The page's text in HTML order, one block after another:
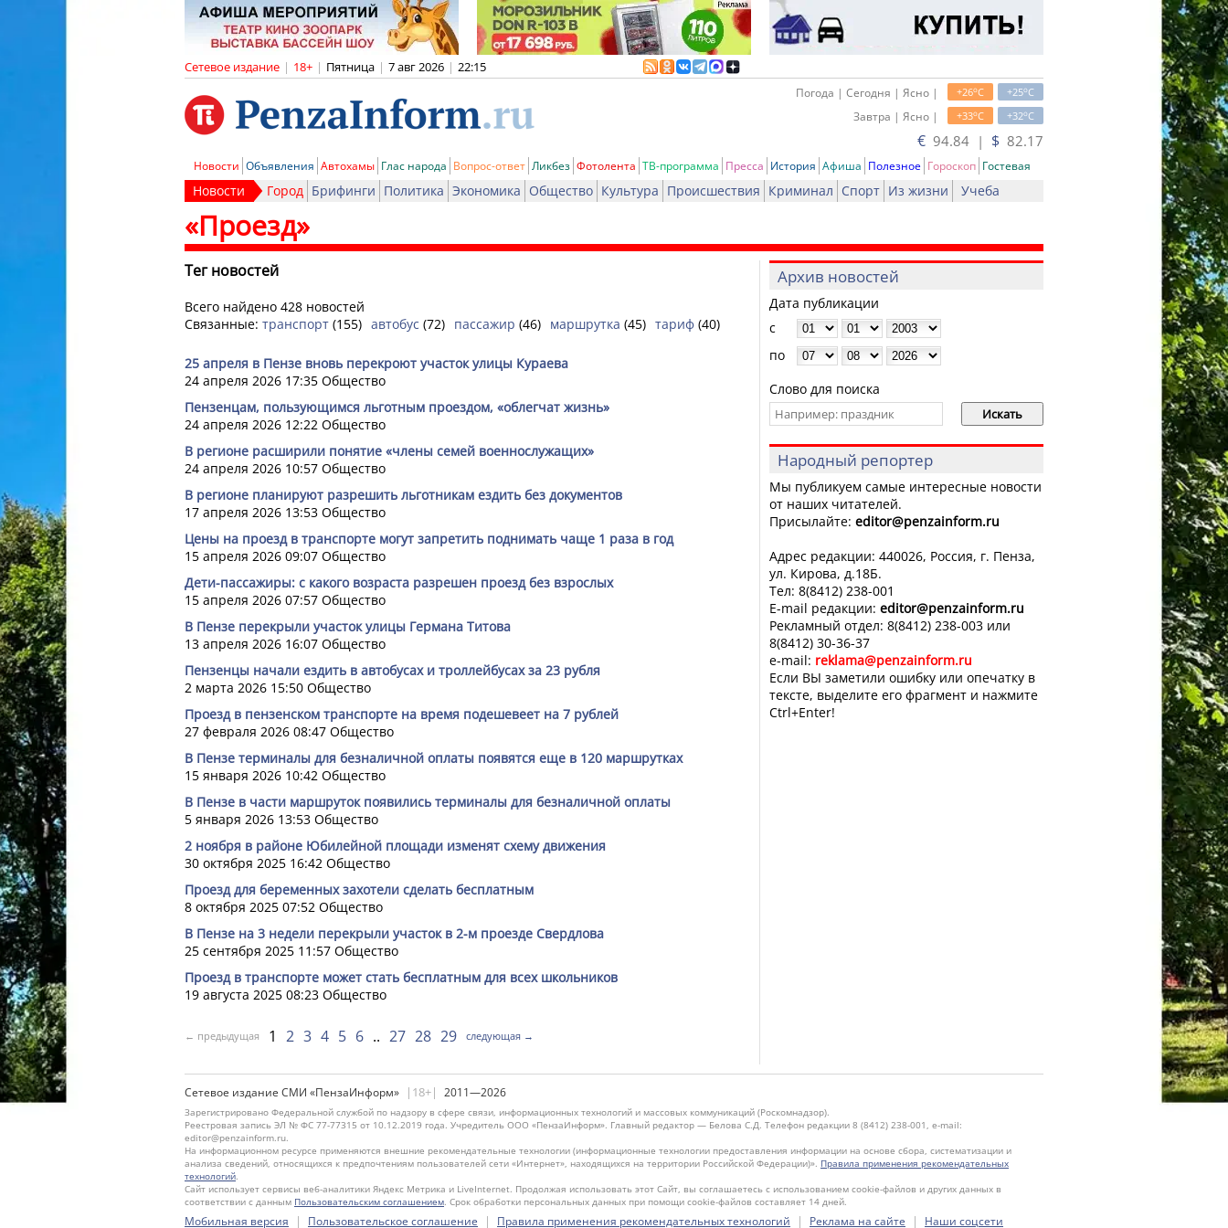
Сетевое издание | 18+ | Пятница | 7 авг 2026 | 22:15
+25oC
+26oC
Погода | Сегодня | Ясно |
+32oC
+33oC
Завтра | Ясно |
€ 94.84 | $ 82.17
Новости Объявления Автохамы Глас народа Вопрос-ответ Ликбез Фотолента ТВ-программа Пресса История Афиша Полезное Гороскоп Гостевая
Новости Город Брифинги Политика Экономика Общество Культура Происшествия Криминал Спорт Из жизни Учеба
«Проезд»
Тег новостей
Всего найдено 428 новостей
Связанные: транспорт (155) автобус (72) пассажир (46) маршрутка (45) тариф (40)
25 апреля в Пензе вновь перекроют участок улицы Кураева
24 апреля 2026 17:35 Общество
Пензенцам, пользующимся льготным проездом, «облегчат жизнь»
24 апреля 2026 12:22 Общество
В регионе расширили понятие «члены семей военнослужащих»
24 апреля 2026 10:57 Общество
В регионе планируют разрешить льготникам ездить без документов
17 апреля 2026 13:53 Общество
Цены на проезд в транспорте могут запретить поднимать чаще 1 раза в год
15 апреля 2026 09:07 Общество
Дети-пассажиры: с какого возраста разрешен проезд без взрослых
15 апреля 2026 07:57 Общество
В Пензе перекрыли участок улицы Германа Титова
13 апреля 2026 16:07 Общество
Пензенцы начали ездить в автобусах и троллейбусах за 23 рубля
2 марта 2026 15:50 Общество
Проезд в пензенском транспорте на время подешевеет на 7 рублей
27 февраля 2026 08:47 Общество
В Пензе терминалы для безналичной оплаты появятся еще в 120 маршрутках
15 января 2026 10:42 Общество
В Пензе в части маршруток появились терминалы для безналичной оплаты
5 января 2026 13:53 Общество
2 ноября в районе Юбилейной площади изменят схему движения
30 октября 2025 16:42 Общество
Проезд для беременных захотели сделать бесплатным
8 октября 2025 07:52 Общество
В Пензе на 3 недели перекрыли участок в 2-м проезде Свердлова
25 сентября 2025 11:57 Общество
Проезд в транспорте может стать бесплатным для всех школьников
19 августа 2025 08:23 Общество
← предыдущая 1 2 3 4 5 6 27 28 29 следующая →
Архив новостей
Дата публикации
с
по
Слово для поиска
Народный репортер
Мы публикуем самые интересные новости
от наших читателей.
Присылайте: editor@penzainform.ru
Адрес редакции: 440026, Россия, г. Пенза,
ул. Кирова, д.18Б.
Тел: 8(8412) 238-001
E-mail редакции: editor@penzainform.ru
Рекламный отдел: 8(8412) 238-003 или
8(8412) 30-36-37
e-mail: reklama@penzainform.ru
Если ВЫ заметили ошибку или опечатку в
тексте, выделите его фрагмент и нажмите
Ctrl+Enter!
Сетевое издание СМИ «ПензаИнформ» |18+| 2011—2026
Зарегистрировано Федеральной службой по надзору в сфере связи, информационных технологий и массовых коммуникаций (Роскомнадзор).
Реестровая запись ЭЛ № ФС 77-77315 от 10.12.2019 года. Учредитель ООО «ПензаИнформ». Главный редактор — Белова С.Д. Телефон редакции 8 (8412) 238-001, e-mail:
editor@penzainform.ru.
На информационном ресурсе применяются внешние рекомендательные технологии (информационные технологии предоставления информации на основе сбора, систематизации и
анализа сведений, относящихся к предпочтениям пользователей сети «Интернет», находящихся на территории Российской Федерации)». Правила применения рекомендательных
технологий.
Сайт использует сервисы веб-аналитики Яндекс Метрика и LiveInternet. Продолжая использовать этот Сайт, вы соглашаетесь с использованием cookie-файлов и других данных в
соответствии с данным Пользовательским соглашением. Срок обработки персональных данных при помощи cookie-файлов составляет 14 дней.
Мобильная версия | Пользовательское соглашение | Правила применения рекомендательных технологий | Реклама на сайте | Наши соцсети